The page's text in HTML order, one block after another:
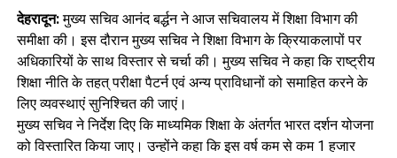
देहरादून:मुख्य सचिव आनंद बर्द्धन ने आज सचिवालय में शिक्षा विभाग की
समीक्षा की। इस दौरान मुख्य सचिव ने शिक्षा विभाग के क्रियाकलापों पर
अधिकारियों के साथ विस्तार से चर्चा की। मुख्य सचिव ने कहा कि राष्ट्रीय
शिक्षा नीति के तहत् परीक्षा पैटर्न एवं अन्य प्राविधानों को समाहित करने के
लिए व्यवस्थाएं सुनिश्चित की जाएं।
मुख्य सचिव ने निर्देश दिए कि माध्यमिक शिक्षा के अंतर्गत भारत दर्शन योजना
को विस्तारित किया जाए। उन्होंने कहा कि इस वर्ष कम से कम 1 हजार